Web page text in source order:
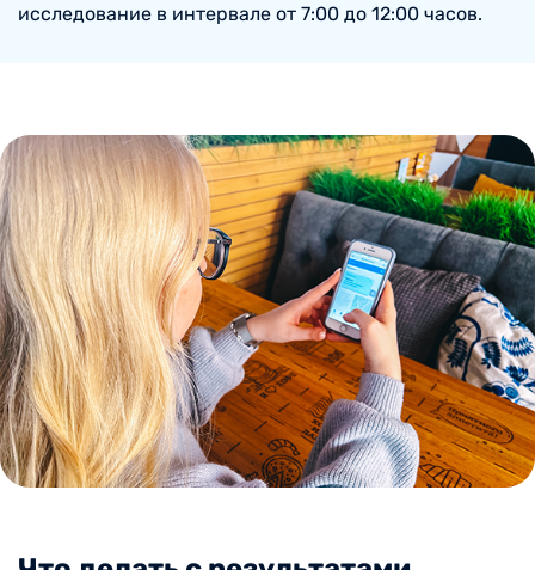
исследование в интервале от 7:00 до 12:00 часов.